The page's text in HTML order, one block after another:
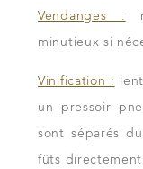
Vendanges :
minutieux si
Vinification : lent
un pressoir
sont séparés
fûts